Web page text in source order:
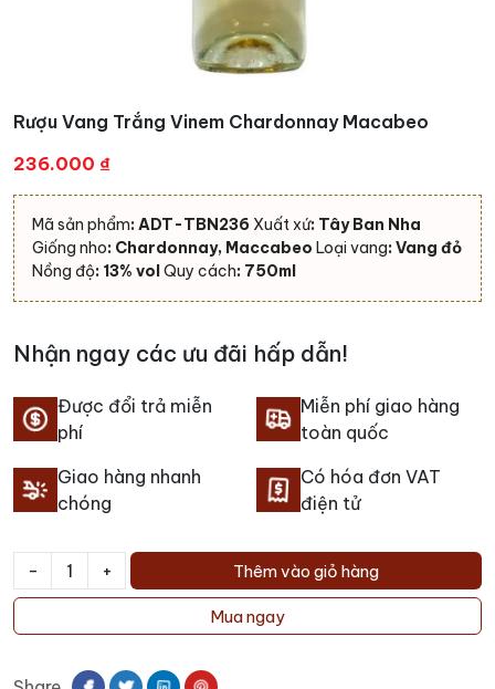
Rượu Vang Trắng Vinem Chardonnay Macabeo
236.000 ₫
Mã sản phẩm: ADT-TBN236 Xuất xứ: Tây Ban Nha
Giống nho: Chardonnay, Maccabeo Loại vang: Vang đỏ
Nồng độ: 13% volQuy cách: 750ml
Nhận ngay các ưu đãi hấp dẫn!
Được đổi trả miễn
phí
Miễn phí giao hàng
toàn quốc
Giao hàng nhanh
chóng
Có hóa đơn VAT
điện tử
-
Rượu
Trắng
+ Thêm vào giỏ hàng
Mua ngay